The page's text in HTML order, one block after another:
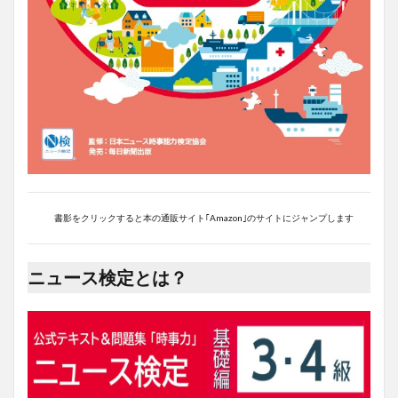
書影をクリックすると本の通販サイト｢Amazon｣のサイトにジャンプします
ニュース検定とは？